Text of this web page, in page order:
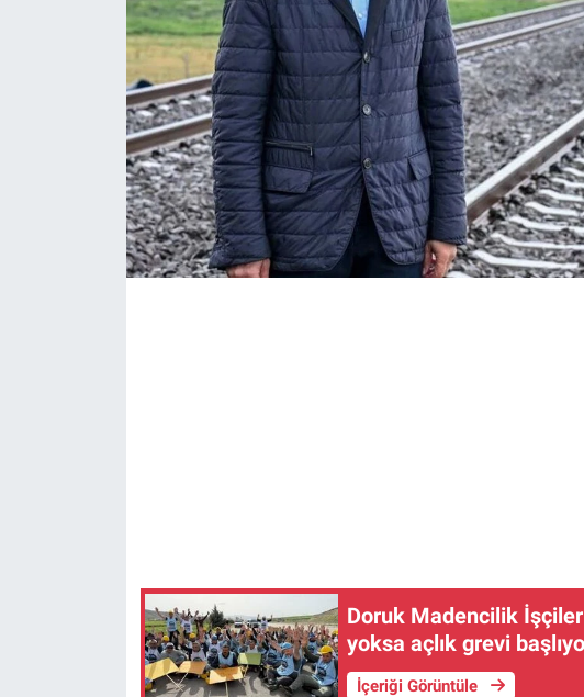
Doruk Madencilik
yoksa açlık grevi
İçeriği Görüntüle